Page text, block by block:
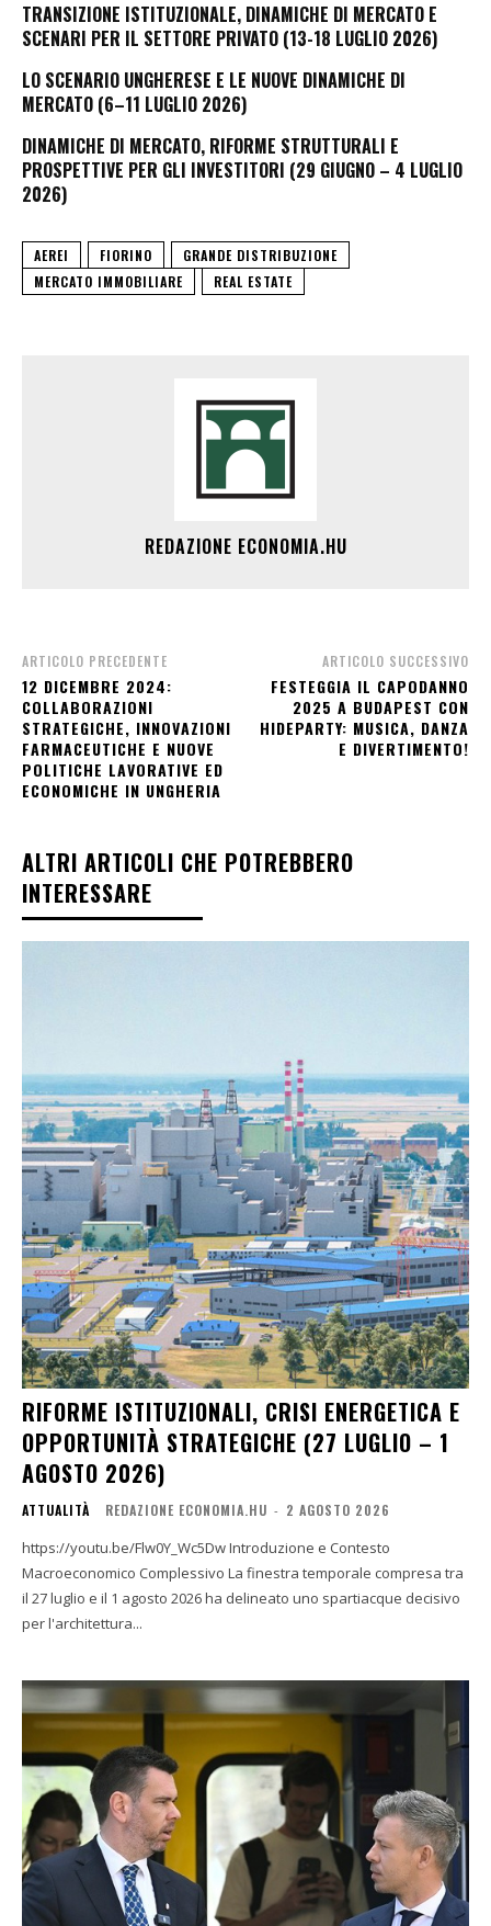
TRANSIZIONE ISTITUZIONALE, DINAMICHE DI MERCATO E
SCENARI PER IL SETTORE PRIVATO (13-18 LUGLIO 2026)
LO SCENARIO UNGHERESE E LE NUOVE DINAMICHE DI
MERCATO (6–11 LUGLIO 2026)
DINAMICHE DI MERCATO, RIFORME STRUTTURALI E
PROSPETTIVE PER GLI INVESTITORI (29 GIUGNO – 4 LUGLIO
2026)
AEREI FIORINO
GRANDE DISTRIBUZIONE
MERCATO IMMOBILIARE
REAL ESTATE
REDAZIONE ECONOMIA.HU
ARTICOLO PRECEDENTE
12 DICEMBRE 2024:
COLLABORAZIONI
STRATEGICHE, INNOVAZIONI
FARMACEUTICHE E NUOVE
POLITICHE LAVORATIVE ED
ECONOMICHE IN UNGHERIA
ARTICOLO SUCCESSIVO
FESTEGGIA IL CAPODANNO
2025 A BUDAPEST CON
HIDEPARTY: MUSICA, DANZA
E DIVERTIMENTO!
ALTRI ARTICOLI CHE POTREBBERO
INTERESSARE
RIFORME ISTITUZIONALI, CRISI ENERGETICA E
OPPORTUNITÀ STRATEGICHE (27 LUGLIO – 1
AGOSTO 2026)
ATTUALITÀ REDAZIONE ECONOMIA.HU - 2 AGOSTO 2026
https://youtu.be/Flw0Y_Wc5Dw Introduzione e Contesto
Macroeconomico Complessivo La finestra temporale compresa tra
il 27 luglio e il 1 agosto 2026 ha delineato uno spartiacque decisivo
per l'architettura...